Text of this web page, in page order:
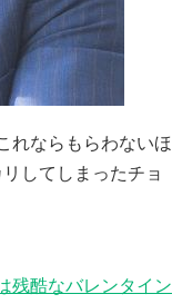
れならもらわないほ
してしまったチョ
残酷なバレンタイン